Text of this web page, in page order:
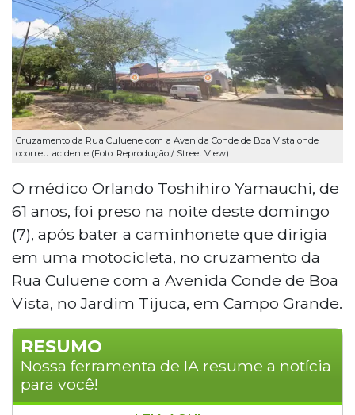
Cruzamento da Rua Culuene com a Avenida Conde de Boa Vista onde
ocorreu acidente (Foto: Reprodução / Street View)
O médico Orlando Toshihiro Yamauchi, de
61 anos, foi preso na noite deste domingo
(7), após bater a caminhonete que dirigia
em uma motocicleta, no cruzamento da
Rua Culuene com a Avenida Conde de Boa
Vista, no Jardim Tijuca, em Campo Grande.
RESUMO
Nossa ferramenta de IA resume a notícia
para você!